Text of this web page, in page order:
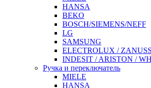
HANSA
BEKO
BOSCH/SIEMENS/NEFF
LG
SAMSUNG
ELECTROLUX /
INDESIT / ARISTON /
Ручка и переключатель
MIELE
HANSA